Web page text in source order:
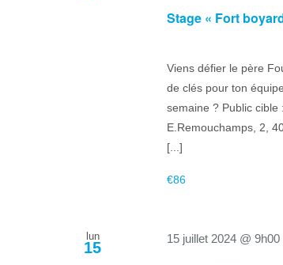
Stage « Fort
Viens défier le père
de clés pour ton
semaine ? Public cible
E.Remouchamps, 2,
[...]
€86
lun
15
15 juillet 2024 @ 9h00